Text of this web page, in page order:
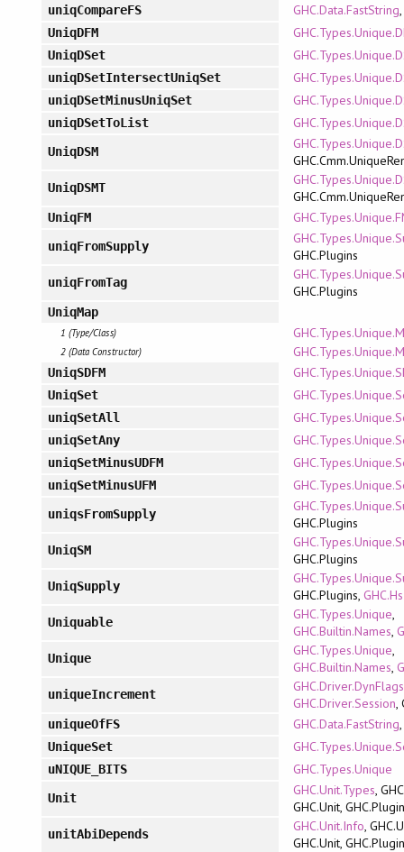
uniqCompareFS GHC.Data.FastString
UniqDFM
UniqDSet
uniqDSetIntersectUniqSet
uniqDSetMinusUniqSet
uniqDSetToList
UniqDSM
UniqDSMT
UniqFM
uniqFromSupply
GHC.Plugins
uniqFromTag
GHC.Plugins
UniqMap
1 (Type/Class)
2 (Data Constructor)
UniqSDFM
UniqSet
uniqSetAll
uniqSetAny
uniqSetMinusUDFM
uniqSetMinusUFM
uniqsFromSupply
GHC.Plugins
UniqSM
GHC.Plugins
UniqSupply
GHC.Plugins,
Uniquable GHC.Types.Unique,
GHC.Builtin.Names,
Unique GHC.Types.Unique,
GHC.Builtin.Names,
uniqueIncrement
GHC.Driver.DynFlags
GHC.Driver.Session,
uniqueOfFS GHC.Data.FastString
UniqueSet
uNIQUE_BITS GHC.Types.Unique
Unit GHC.Unit.Types,
GHC.Unit,
unitAbiDepends GHC.Unit.Info,
GHC.Unit,